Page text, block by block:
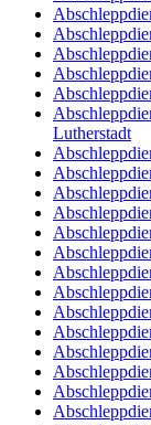
Lutherstadt